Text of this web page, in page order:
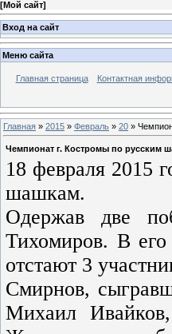
[Мой сайт]
Вход на сайт
Меню сайта
Главная страница Контактная
Главная » 2015 » Февраль » 20 »
Чемпионат г. Костромы по русским
18 февраля 2015
шашкам.
Одержав две
Тихомиров. В его
отстают 3
Смирнов,
Михаил